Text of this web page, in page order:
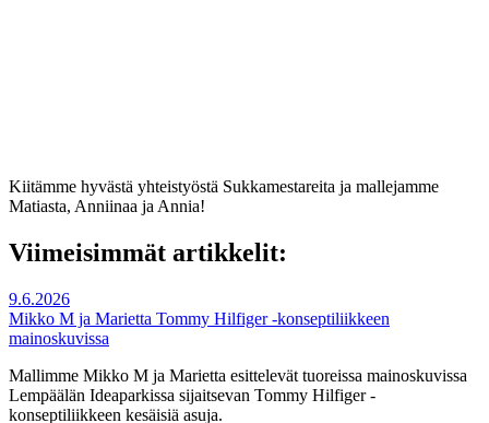
Kiitämme hyvästä yhteistyöstä Sukkamestareita ja mallejamme
Matiasta, Anniinaa ja Annia!
Viimeisimmät artikkelit:
9.6.2026
Mikko M ja Marietta Tommy Hilfiger -konseptiliikkeen
mainoskuvissa
Mallimme Mikko M ja Marietta esittelevät tuoreissa mainoskuvissa
Lempäälän Ideaparkissa sijaitsevan Tommy Hilfiger -
konseptiliikkeen kesäisiä asuja.